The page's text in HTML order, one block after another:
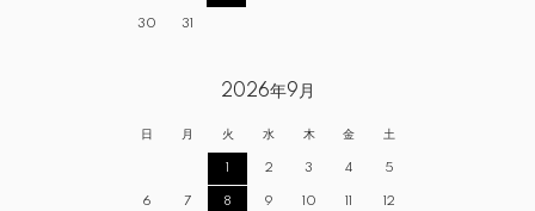
30 31
2026年9月
日 月 火 水 木 金 土
2 3 4 5
6 7 8 9 10 12